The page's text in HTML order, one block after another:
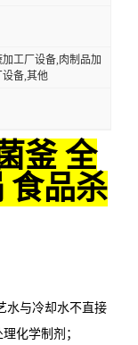
工厂设备,肉制品加
备,其他
釜 全
食品杀
与冷却水不直接
化学制剂；